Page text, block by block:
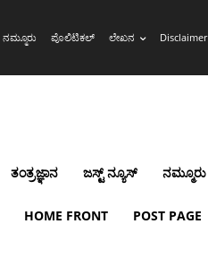
ನಮ್ಮೂರು ಪೊಲಿಟಿಕಲ್ ಲೇಖನ Disclaimer
ತಂತ್ರಜ್ಞಾನ ಜಸ್ಟ್ ನ್ಯೂಸ್ ನಮ್ಮೂರು
HOME FRONT POST PAGE